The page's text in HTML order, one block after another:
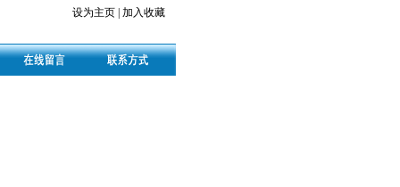
设为主页| 加入收藏